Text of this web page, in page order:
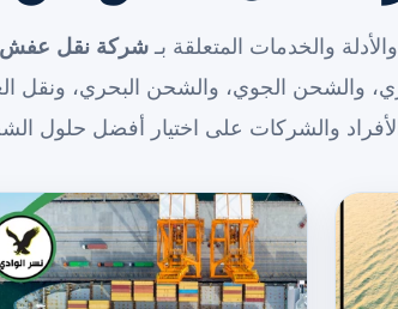
والخدمات المتعلقة بـ شركة نقل عفش
والشحن الجوي، والشحن البحري،
والشركات على اختيار أفضل حلول